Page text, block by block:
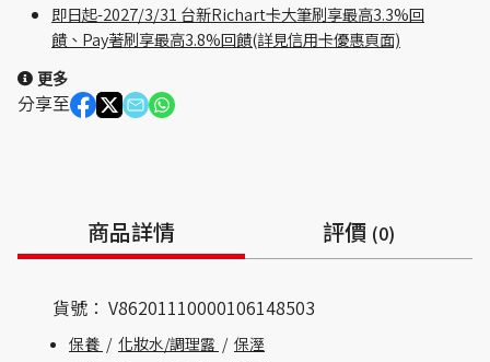
即日起-2027/3/31 台新Richart卡大筆刷享最高3.3%回
饋、Pay著刷享最高3.8%回饋(詳見信用卡優惠頁面)
更多
分享至
商品詳情 評價 (0)
貨號： V86201110000106148503
保養 / 化妝水/調理露 / 保溼